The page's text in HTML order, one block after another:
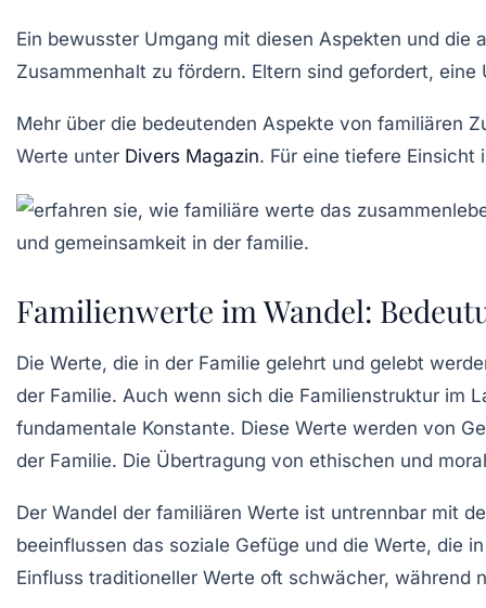
Ein bewusster Umgang mit diesen Aspekten und
Zusammenhalt zu fördern. Eltern sind gefordert,
Mehr über die bedeutenden Aspekte von familiären
Werte unter Divers Magazin. Für eine tiefere
Familienwerte im Wandel:
Die Werte, die in der Familie gelehrt und gelebt
der Familie. Auch wenn sich die Familienstruktur im
fundamentale Konstante. Diese Werte werden von
der Familie. Die Übertragung von ethischen und
Der Wandel der familiären Werte ist untrennbar mit
beeinflussen das soziale Gefüge und die Werte, die
Einfluss traditioneller Werte oft schwächer, während